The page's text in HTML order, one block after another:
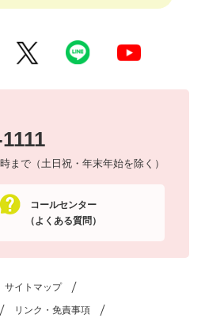
まで（土日祝・年末年始を除く）
コールセンター
（よくある質問）
サイトマップ
リンク・免責事項